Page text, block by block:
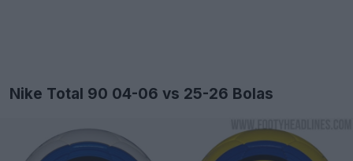
Nike Total 90 04-06 vs 25-26 Bolas